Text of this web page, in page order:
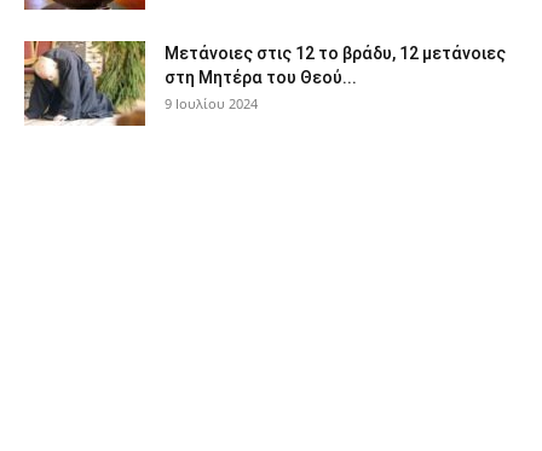
Μετάνοιες στις 12 το βράδυ, 12 μετάνοιες
στη Μητέρα του Θεού...
9 Ιουλίου 2024